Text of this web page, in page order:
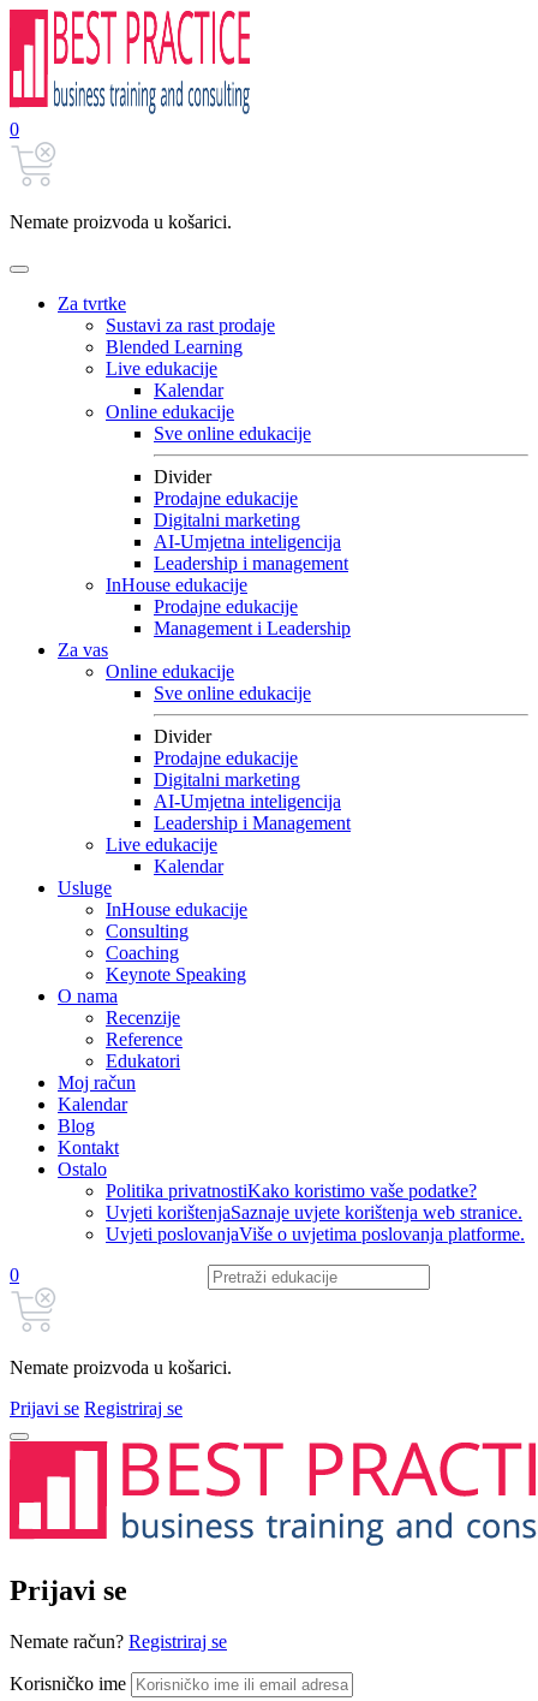
0
Nemate proizvoda u košarici.
Za tvrtke
Sustavi za rast prodaje
Blended Learning
Live edukacije
Kalendar
Online edukacije
Sve online edukacije
Divider
Prodajne edukacije
Digitalni marketing
AI-Umjetna inteligencija
Leadership i management
InHouse edukacije
Prodajne edukacije
Management i Leadership
Za vas
Online edukacije
Sve online edukacije
Divider
Prodajne edukacije
Digitalni marketing
AI-Umjetna inteligencija
Leadership i Management
Live edukacije
Kalendar
Usluge
InHouse edukacije
Consulting
Coaching
Keynote Speaking
O nama
Recenzije
Reference
Edukatori
Moj račun
Kalendar
Blog
Kontakt
Ostalo
Politika privatnostiKako koristimo vaše podatke?
Uvjeti korištenjaSaznaje uvjete korištenja web stranice.
Uvjeti poslovanjaViše o uvjetima poslovanja platforme.
0
Nemate proizvoda u košarici.
Prijavi se Registriraj se
Prijavi se
Nemate račun? Registriraj se
Korisničko ime